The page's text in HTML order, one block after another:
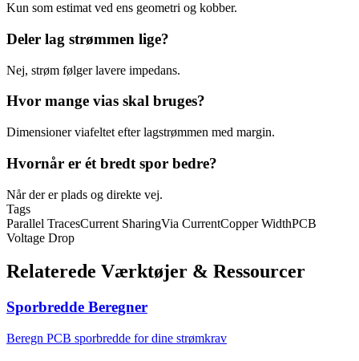
Kun som estimat ved ens geometri og kobber.
Deler lag strømmen lige?
Nej, strøm følger lavere impedans.
Hvor mange vias skal bruges?
Dimensioner viafeltet efter lagstrømmen med margin.
Hvornår er ét bredt spor bedre?
Når der er plads og direkte vej.
Tags
Parallel TracesCurrent SharingVia CurrentCopper WidthPCB
Voltage Drop
Relaterede Værktøjer & Ressourcer
Sporbredde Beregner
Beregn PCB sporbredde for dine strømkrav